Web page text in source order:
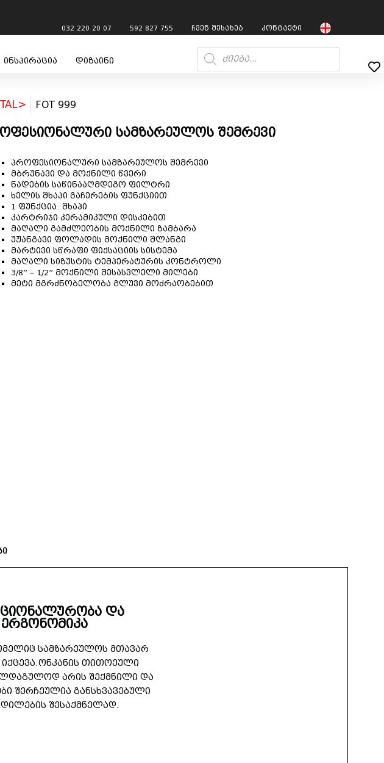
032 220 20 07 592 827 755 ჩვენ შესახებ კონტაქტი
ინსპირაცია დიზაინი
FOT 999
სამზარეულოს შემრევი
პროფესიონალური სამზარეულოს შემრევი
მბრუნავი და მოქნილი წვერი
ნადების საწინააღმდეგო ფილტრი
ხელის შხაპი გაჩერების ფუნქციით
1 ფუნქცია: შხაპი
კარტრიჯი კერამიკული დისკებით
მაღალი გამძლეობის მოქნილი ზამბარა
უჟანგავი ფოლადის მოქნილი შლანგი
მარტივი სწრაფი ფიქსაციის სისტემა
მაღალი სიზუსტის ტემპერატურის კონტროლი
3/8” – 1/2” მოქნილი შესასვლელი მილები
მეტი მგრძნობელობა გლუვი მოძრაობებით
და
ერგონომიკა
სამზარეულოს მთავარ
თითოეული
არის შექმნილი და
შერჩეულია განსხვავებული
შესაქმნელად.